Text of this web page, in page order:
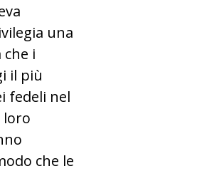
una
i
il più
fedeli nel
loro
che le